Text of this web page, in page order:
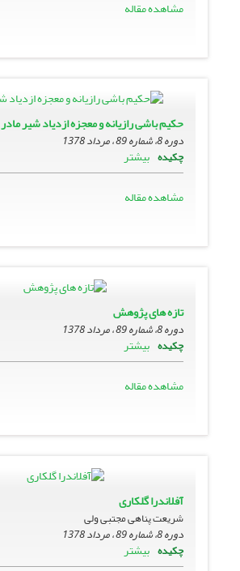
مشاهده مقاله
حکیم باشى رازیانه و معجزه ازدیاد شیر مادر
دوره 8، شماره 89 ، مرداد 1378
چکیده بیشتر
مشاهده مقاله
تازه هاى پژوهش
دوره 8، شماره 89 ، مرداد 1378
چکیده بیشتر
مشاهده مقاله
آفلاندرا گلکاری
شریعت پناهی مجتبی ولی
دوره 8، شماره 89 ، مرداد 1378
چکیده بیشتر